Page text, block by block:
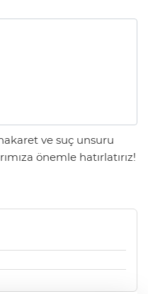
ve suç unsuru
önemle hatırlatırız!